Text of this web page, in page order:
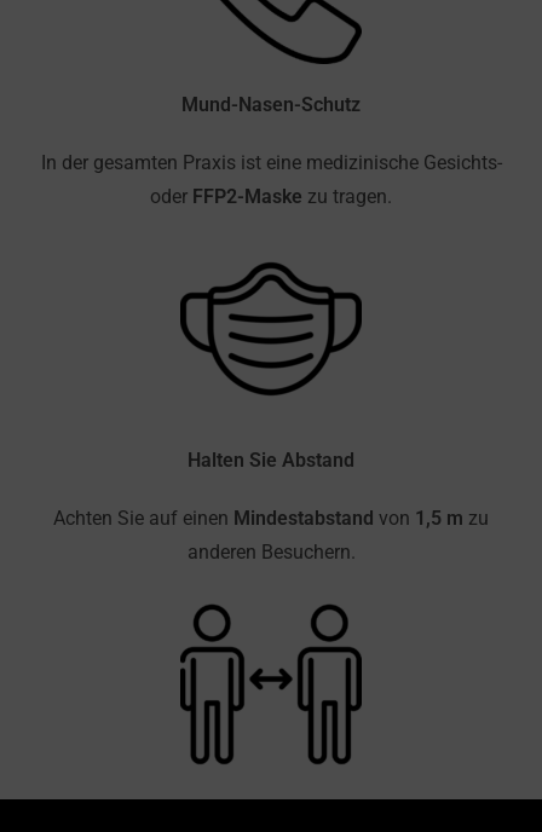
Mund-Nasen-Schutz
In der gesamten Praxis ist eine medizinische Gesichts-
oder FFP2-Maske zu tragen.
Halten Sie Abstand
Achten Sie auf einen Mindestabstand von 1,5 m zu
anderen Besuchern.